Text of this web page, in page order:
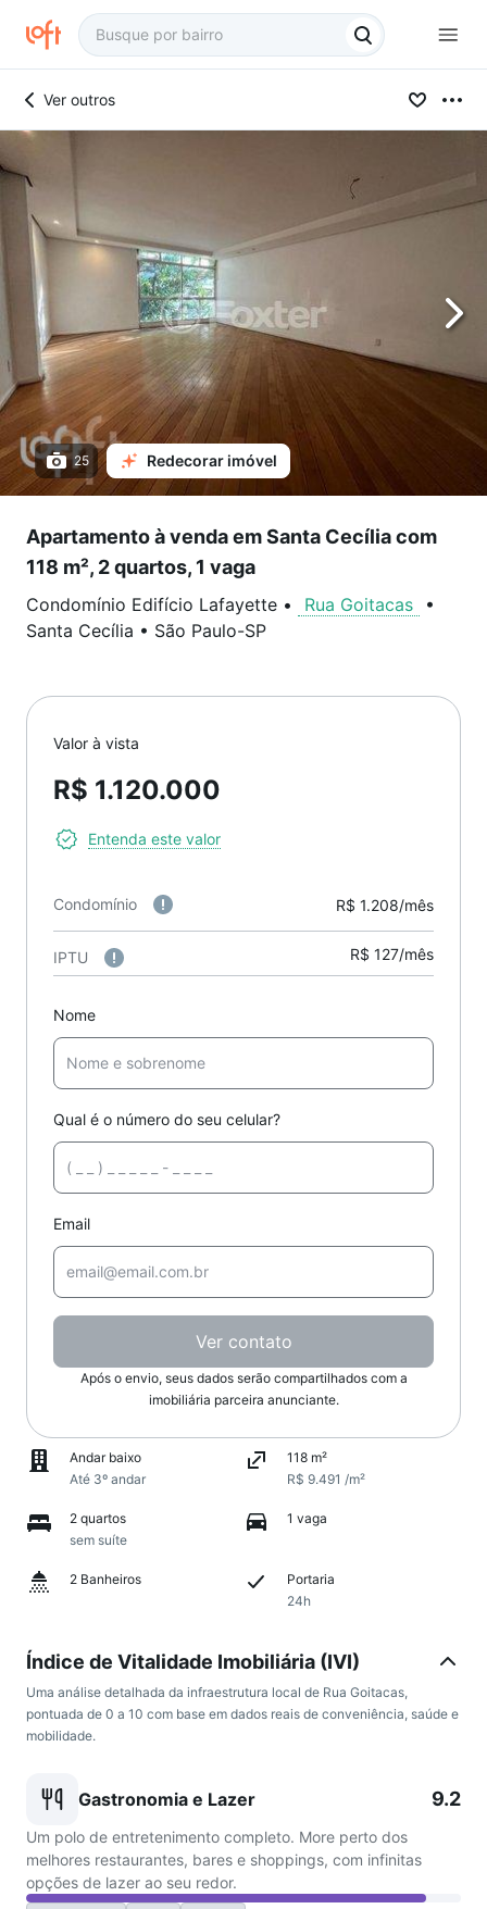
Ver outros
25 Redecorar imóvel
Apartamento à venda em Santa Cecília com
118 m², 2 quartos, 1 vaga
Condomínio Edifício Lafayette • Rua Goitacas
•
Santa Cecília • São Paulo-SP
Valor à vista
R$ 1.120.000
Entenda este valor
Condomínio R$ 1.208/mês
IPTU R$ 127/mês
Nome
Qual é o número do seu celular?
Email
Ver contato
Após o envio, seus dados serão compartilhados com a
imobiliária parceira anunciante.
Andar baixo
Até 3º andar
118 m²
R$ 9.491 /m²
2 quartos
sem suíte
1 vaga
2 Banheiros
Portaria
24h
Índice de Vitalidade Imobiliária (IVI)
Uma análise detalhada da infraestrutura local de Rua Goitacas,
pontuada de 0 a 10 com base em dados reais de conveniência, saúde e
mobilidade.
Gastronomia e Lazer 9.2
Um polo de entretenimento completo. More perto dos
melhores restaurantes, bares e shoppings, com infinitas
opções de lazer ao seu redor.